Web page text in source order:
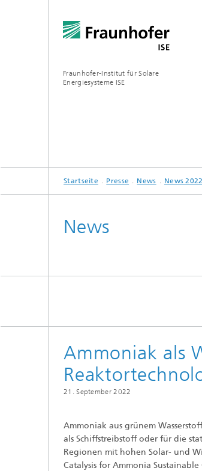
Fraunhofer-Institut für Solare
Energiesysteme ISE
GESCHÄFTSFELDER
III-V-Solarzellen, -Module und
Photonische und
leistungselektronische Bauelemente
Produktionstechnologie für Batterien
Batterieintegration und -
betriebsführung
und -produktion
FUE-INFRASTRUKTUR
Zentrum für
Materialcharakterisierung und
Gebrauchsdaueranalyse
Zentrum für Leistungselektronik und
Zentrum für Elektrolyse,
Brennstoffzellen und synthetische
Kraftstoffe
Zentrum für funktionale Oberflächen
LEITTHEMEN
ÜBER UNS
VERÖFFENTLICHUNGEN
Startseite Presse News News 2022
News
Ammoniak als
21. September 2022
Ammoniak aus grünem
als Schiffstreibstoff oder für die
Regionen mit hohen Solar- und
Catalysis for Ammonia